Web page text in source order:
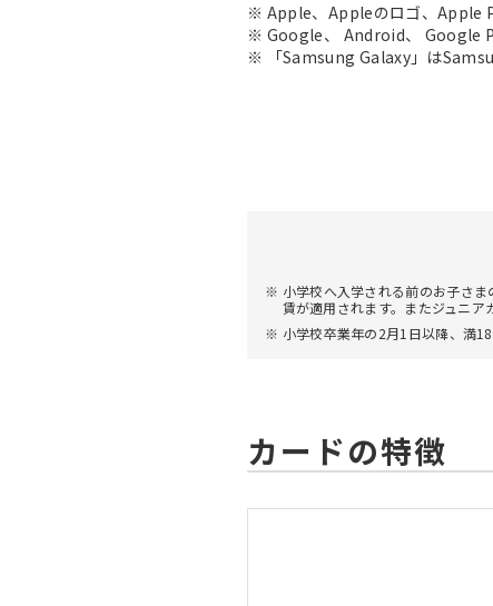
割引特典の詳細
海外でのご利用および国
利用可能枠
総利用枠
20～80万円
リボ払い・分割払い利用
お客さまのご希望をもと
Apple、Appleのロゴ、Apple
Google、 Android、 Google
「Samsung Galaxy」は
小学校へ入学される前のお子さ
賃が適用されます。またジュニア
小学校卒業年の2月1日以降、満
カードの特徴